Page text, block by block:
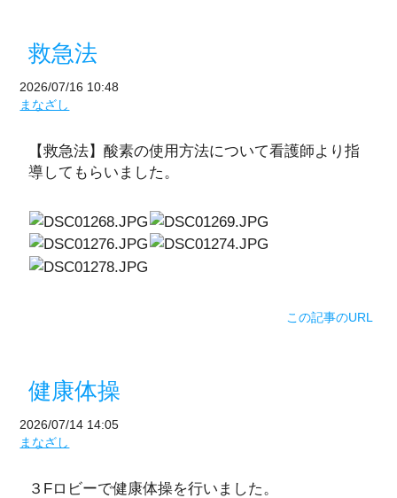
救急法
2026/07/16 10:48
まなざし
【救急法】酸素の使用方法について看護師より指
導してもらいました。
この記事のURL
健康体操
2026/07/14 14:05
まなざし
３Fロビーで健康体操を行いました。